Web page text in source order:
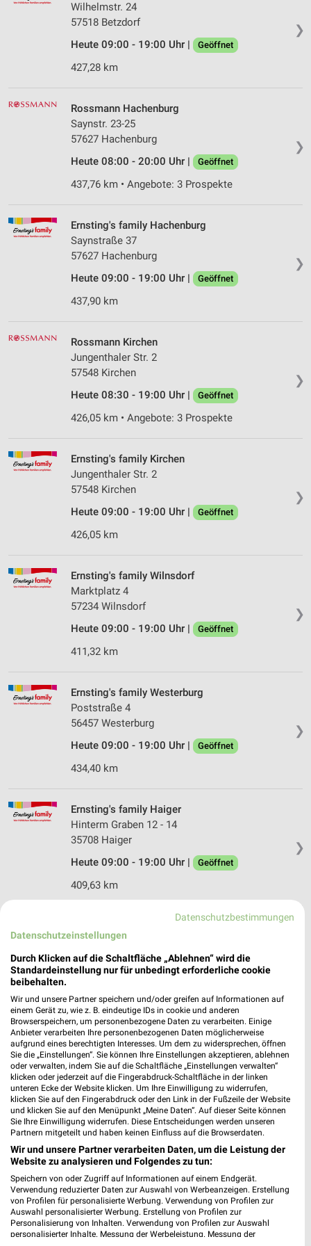
❯
Wilhelmstr. 24
57518 Betzdorf
Heute 09:00 - 19:00 Uhr |
Geöffnet
427,28 km
❯
Rossmann Hachenburg
Saynstr. 23-25
57627 Hachenburg
Heute 08:00 - 20:00 Uhr |
Geöffnet
437,76 km • Angebote: 3 Prospekte
❯
Ernsting's family Hachenburg
Saynstraße 37
57627 Hachenburg
Heute 09:00 - 19:00 Uhr |
Geöffnet
437,90 km
❯
Rossmann Kirchen
Jungenthaler Str. 2
57548 Kirchen
Heute 08:30 - 19:00 Uhr |
Geöffnet
426,05 km • Angebote: 3 Prospekte
❯
Ernsting's family Kirchen
Jungenthaler Str. 2
57548 Kirchen
Heute 09:00 - 19:00 Uhr |
Geöffnet
426,05 km
❯
Ernsting's family Wilnsdorf
Marktplatz 4
57234 Wilnsdorf
Heute 09:00 - 19:00 Uhr |
Geöffnet
411,32 km
❯
Ernsting's family Westerburg
Poststraße 4
56457 Westerburg
Heute 09:00 - 19:00 Uhr |
Geöffnet
434,40 km
❯
Ernsting's family Haiger
Hinterm Graben 12 - 14
35708 Haiger
Heute 09:00 - 19:00 Uhr |
Geöffnet
409,63 km
Nisterstraße 17
57537 Wissen
Heute 08:00 - 19:00 Uhr |
436,81 km
Ernsting's family Siegen
Bahnhofstraße 9
57072 Siegen
Heute 09:00 - 20:00 Uhr | Geöffnet
413,70 km
Rossmann Siegen
Hauptstr. 48-52
57074 Siegen
Heute 08:00 - 20:00 Uhr | Geöffnet
411,70 km • Angebote: 3 Prospekte
Datenschutzbestimmungen
Datenschutzeinstellungen
Durch Klicken auf die Schaltfläche „Ablehnen“ wird die
Standardeinstellung nur für unbedingt erforderliche cookie
beibehalten.
Wir und unsere Partner speichern und/oder greifen auf Informationen auf
einem Gerät zu, wie z. B. eindeutige IDs in cookie und anderen
Browserspeichern, um personenbezogene Daten zu verarbeiten. Einige
Anbieter verarbeiten Ihre personenbezogenen Daten möglicherweise
aufgrund eines berechtigten Interesses. Um dem zu widersprechen, öffnen
Sie die „Einstellungen“. Sie können Ihre Einstellungen akzeptieren, ablehnen
oder verwalten, indem Sie auf die Schaltfläche „Einstellungen verwalten“
klicken oder jederzeit auf die Fingerabdruck-Schaltfläche in der linken
unteren Ecke der Website klicken. Um Ihre Einwilligung zu widerrufen,
klicken Sie auf den Fingerabdruck oder den Link in der Fußzeile der Website
und klicken Sie auf den Menüpunkt „Meine Daten“. Auf dieser Seite können
Sie Ihre Einwilligung widerrufen. Diese Entscheidungen werden unseren
Partnern mitgeteilt und haben keinen Einfluss auf die Browserdaten.
Wir und unsere Partner verarbeiten Daten, um die Leistung der
Website zu analysieren und Folgendes zu tun:
Speichern von oder Zugriff auf Informationen auf einem Endgerät.
Verwendung reduzierter Daten zur Auswahl von Werbeanzeigen. Erstellung
von Profilen für personalisierte Werbung. Verwendung von Profilen zur
Auswahl personalisierter Werbung. Erstellung von Profilen zur
Personalisierung von Inhalten. Verwendung von Profilen zur Auswahl
personalisierter Inhalte. Messung der Werbeleistung. Messung der